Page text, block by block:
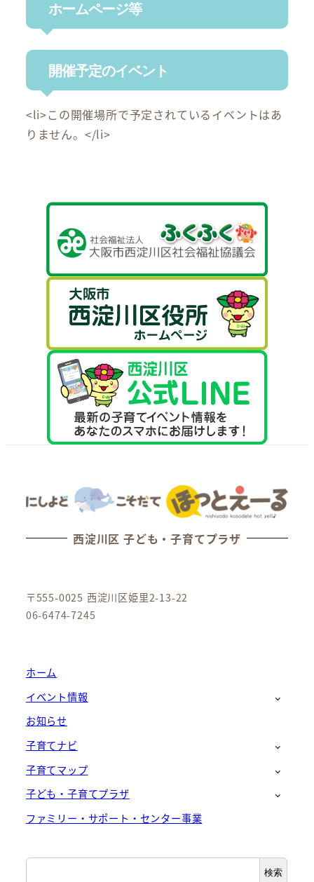
ホームページ等
開催予定のイベント
<li>この開催場所で予定されているイベントはあ
りません。</li>
西淀川区 子ども・子育てプラザ
〒555-0025 西淀川区姫里2-13-22
06-6474-7245
ホーム
イベント情報
お知らせ
子育てナビ
子育てマップ
子ども・子育てプラザ
ファミリー・サポート・センター事業
検
検索